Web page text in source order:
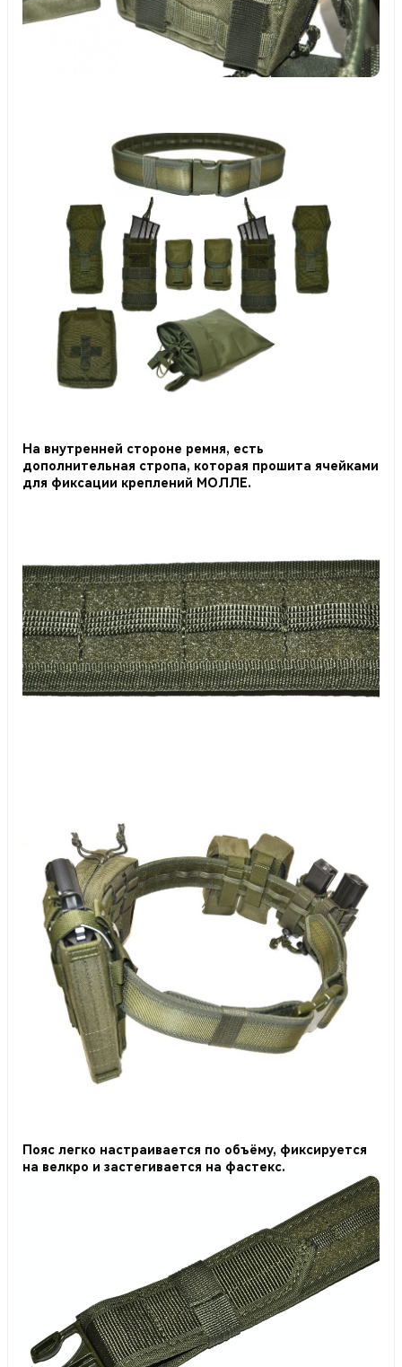
На внутренней стороне ремня, есть
дополнительная стропа, которая прошита ячейками
для фиксации креплений МОЛЛЕ.
Пояс легко настраивается по объёму, фиксируется
на велкро и застегивается на фастекс.